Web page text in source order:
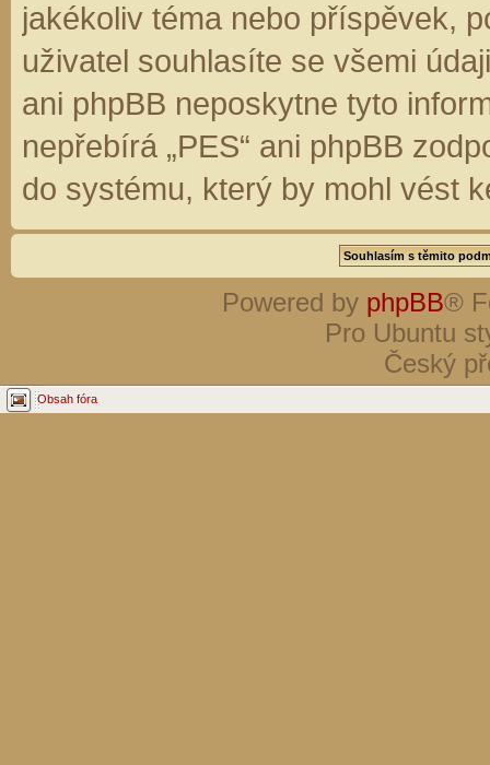
jakékoliv téma nebo příspěvek,
uživatel souhlasíte se všemi
ani phpBB neposkytne tyto
nepřebírá „PES“ ani phpBB
do systému, který by mohl vést
Powered by phpBB®
Pro Ubuntu
Český
Obsah fóra